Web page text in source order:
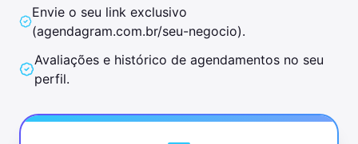
Envie o seu link exclusivo
(agendagram.com.br/seu-negocio).
Avaliações e histórico de agendamentos no seu
perfil.